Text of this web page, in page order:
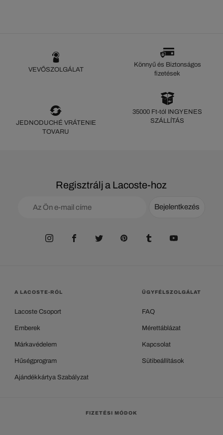
VEVŐSZOLGÁLAT
Könnyű és Biztonságos
fizetések
JEDNODUCHÉ VRÁTENIE
TOVARU
35000 Ft-tól INGYENES
SZÁLLÍTÁS
Regisztrálj a Lacoste-hoz
Bejelentkezés
A LACOSTE-RÓL
Lacoste Csoport
Emberek
Márkavédelem
Hűségprogram
Ajándékkártya Szabályzat
ÜGYFÉLSZOLGÁLAT
FAQ
Mérettáblázat
Kapcsolat
Sütibeállítások
FIZETÉSI MÓDOK